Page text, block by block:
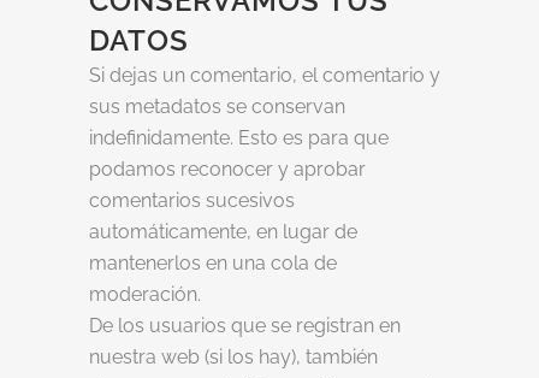
DATOS
Si dejas un comentario, el comentario y
sus metadatos se conservan
indefinidamente. Esto es para que
podamos reconocer y aprobar
comentarios sucesivos
automáticamente, en lugar de
mantenerlos en una cola de
moderación.
De los usuarios que se registran en
nuestra web (si los hay), también